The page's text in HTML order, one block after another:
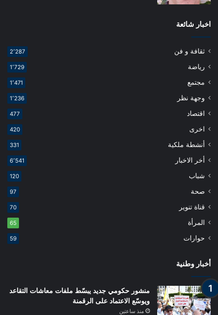
اخبار شائعة
ثقافة و فن 2٬287
رياضة 1٬729
مجتمع 1٬471
وجهة نظر 1٬236
اقتصاد 477
اخرى 420
أنشطة ملكية 331
أخر الاخبار 6٬541
شباب 120
صحة 97
قناة تنوير 70
المرأة 65
حوارات 59
أخبار وطنية
منشور حكومي جديد يبسّط ملفات معاشات التقاعد
ويوسّع الاعتماد على الرقمنة
منذ ساعتين